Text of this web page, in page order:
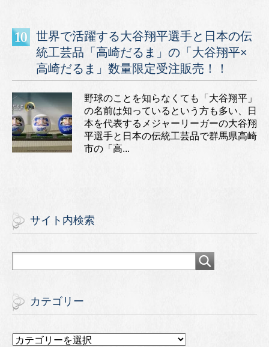
世界で活躍する大谷翔平選手と日本の伝
統工芸品「高崎だるま」の「大谷翔平×
高崎だるま」数量限定受注販売！！
野球のことを知らなくても「大谷翔平」
の名前は知っているという方も多い、日
本を代表するメジャーリーガーの大谷翔
平選手と日本の伝統工芸品で群馬県高崎
市の「高...
サイト内検索
カテゴリー
カ